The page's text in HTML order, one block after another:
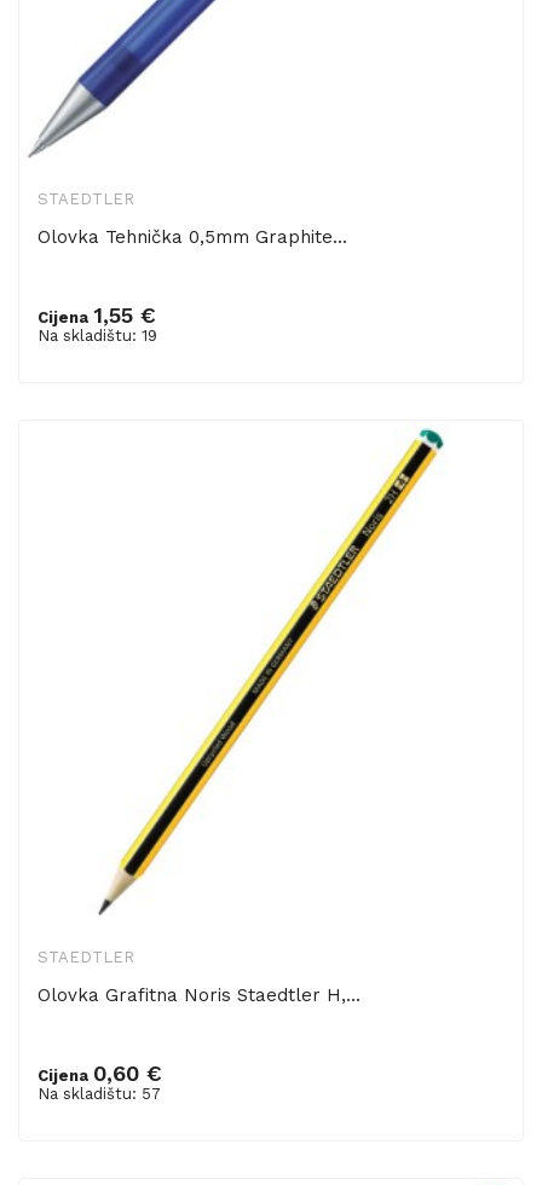
STAEDTLER
Olovka Tehnička 0,5mm Graphite...
Cijena 1,55 €
Na skladištu: 19
Dodaj u košaricu
STAEDTLER
Olovka Grafitna Noris Staedtler H,...
Cijena 0,60 €
Na skladištu: 57
Dodaj u košaricu